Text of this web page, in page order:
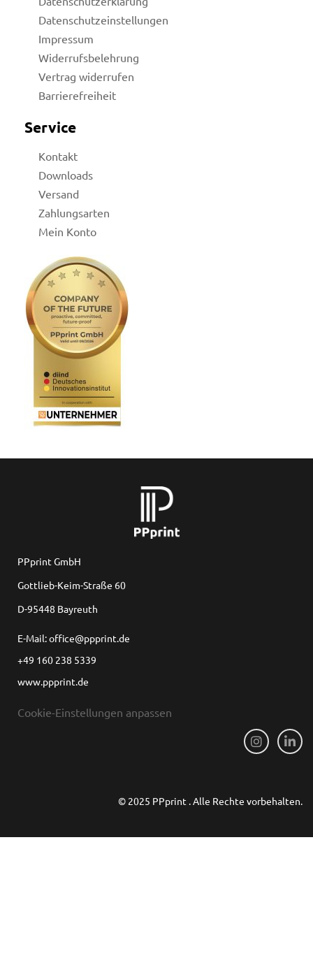
Datenschutzeinstellungen
Impressum
Widerrufsbelehrung
Vertrag widerrufen
Barrierefreiheit
Service
Kontakt
Downloads
Versand
Zahlungsarten
Mein Konto
PPprint GmbH
Gottlieb-Keim-Straße 60
D-95448 Bayreuth
E-Mail: office@ppprint.de
+49 160 238 5339
www.ppprint.de
Cookie-Einstellungen anpassen
© 2025 PPprint . Alle Rechte vorbehalten.